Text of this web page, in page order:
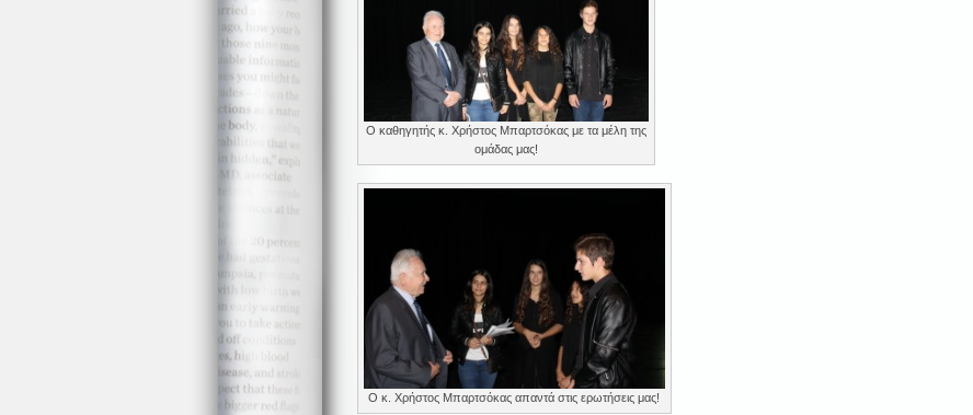
Ο καθηγητής κ. Χρήστος Μπαρτσόκας με τα μέλη της
ομάδας μας!
Ο κ. Χρήστος Μπαρτσόκας απαντά στις ερωτήσεις μας!